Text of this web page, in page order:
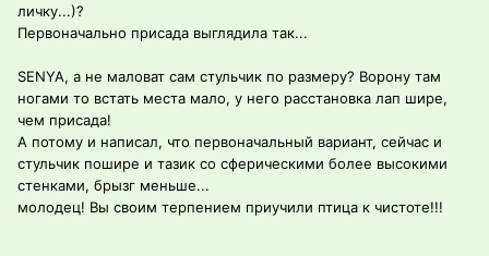
личку...)?
Первоначально присада выглядила так...
SENYA, а не маловат сам стульчик по размеру? Ворону там
ногами то встать места мало, у него расстановка лап шире,
чем присада!
А потому и написал, что первоначальный вариант, сейчас и
стульчик пошире и тазик со сферическими более высокими
стенками, брызг меньше...
молодец! Вы своим терпением приучили птица к чистоте!!!